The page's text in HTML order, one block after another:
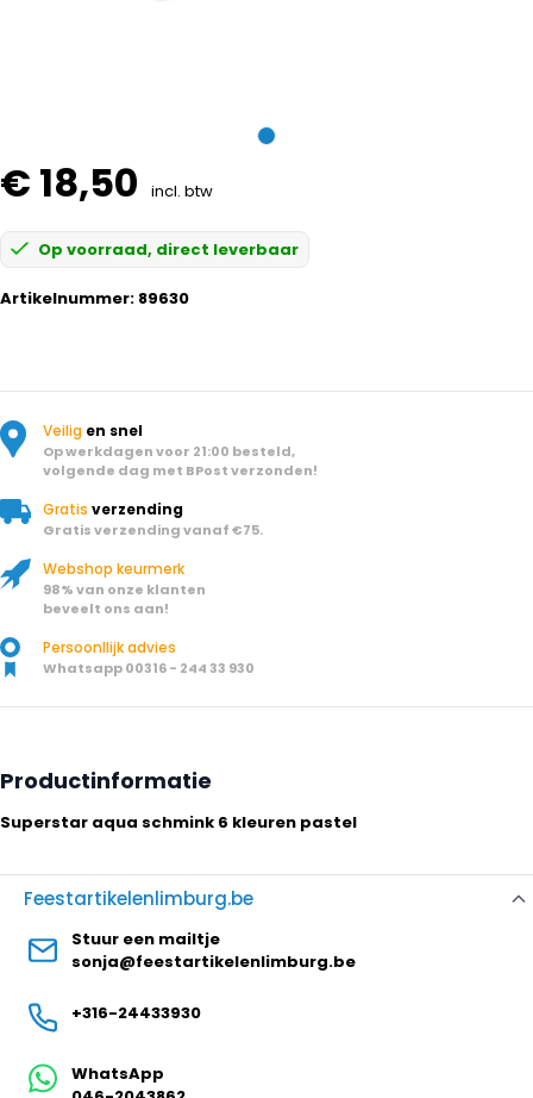
€ 18,50 incl. btw
Op voorraad, direct leverbaar
Artikelnummer: 89630
Veilig en snel
Op werkdagen voor 21:00 besteld,
volgende dag met BPost verzonden!
Gratis verzending
Gratis verzending vanaf €75.
Webshop keurmerk
98% van onze klanten
beveelt ons aan!
Persoonllijk advies
Whatsapp 00316 - 244 33 930
Productinformatie
Superstar aqua schmink 6 kleuren pastel
Feestartikelenlimburg.be
Stuur een mailtje
sonja@feestartikelenlimburg.be
+316-24433930
WhatsApp